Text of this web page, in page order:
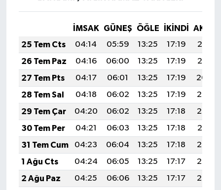
İMSAK GÜNEŞ ÖĞLE İKINDI
25 Tem Cts
04:14 05:59 13:25 17:19
20:41
26 Tem Paz
04:16 06:00 13:25 17:19
20:41
27 Tem Pts
04:17 06:01 13:25 17:19
20:40
28 Tem Sal
04:18 06:02 13:25 17:19
20:39
29 Tem Çar
04:20 06:02 13:25 17:18
20:38
30 Tem Per
04:21 06:03 13:25 17:18
20:37
31 Tem Cum
04:23 06:04 13:25 17:18
20:36
1 Ağu Cts
04:24 06:05 13:25 17:17
20:35
2 Ağu Paz
04:25 06:06 13:25 17:17
20:34